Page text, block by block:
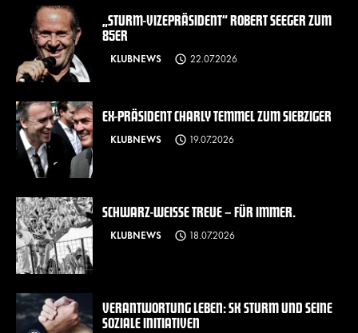
„STURM-VIZEPRÄSIDENT“ ROBERT SEEGER ZUM
85ER
KLUBNEWS 22.07.2026
EX-PRÄSIDENT CHARLY TEMMEL ZUM SIEBZIGER
KLUBNEWS 19.07.2026
SCHWARZ-WEISSE TREUE – FÜR IMMER.
KLUBNEWS 18.07.2026
VERANTWORTUNG LEBEN: SK STURM UND SEINE
SOZIALE INITIATIVEN